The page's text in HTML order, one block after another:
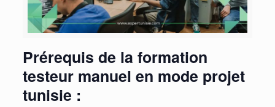
Prérequis de la formation
testeur manuel en mode projet
tunisie :